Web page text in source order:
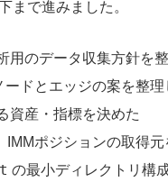
まで進みました。
用のデータ収集方針を
ードとエッジの案を整理
資産・指標を決めた
IMMポジションの取得元
の最小ディレクトリ構